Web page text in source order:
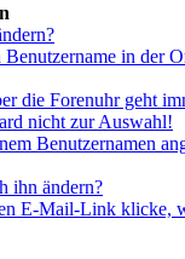
in der
die Forenuhr geht
nicht zur Auswahl!
Benutzernamen
ihn ändern?
E-Mail-Link klicke,